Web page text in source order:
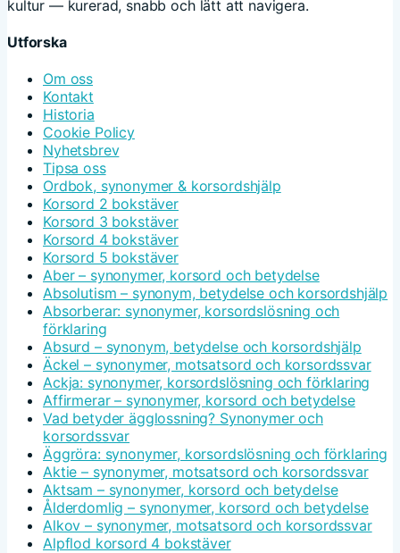
kultur — kurerad, snabb och lätt att navigera.
Utforska
Om oss
Kontakt
Historia
Cookie Policy
Nyhetsbrev
Tipsa oss
Ordbok, synonymer & korsordshjälp
Korsord 2 bokstäver
Korsord 3 bokstäver
Korsord 4 bokstäver
Korsord 5 bokstäver
Aber – synonymer, korsord och betydelse
Absolutism – synonym, betydelse och korsordshjälp
Absorberar: synonymer, korsordslösning och
förklaring
Absurd – synonym, betydelse och korsordshjälp
Äckel – synonymer, motsatsord och korsordssvar
Ackja: synonymer, korsordslösning och förklaring
Affirmerar – synonymer, korsord och betydelse
Vad betyder ägglossning? Synonymer och
korsordssvar
Äggröra: synonymer, korsordslösning och förklaring
Aktie – synonymer, motsatsord och korsordssvar
Aktsam – synonymer, korsord och betydelse
Ålderdomlig – synonymer, korsord och betydelse
Alkov – synonymer, motsatsord och korsordssvar
Alpflod korsord 4 bokstäver